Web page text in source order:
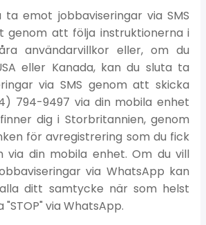
emot jobbaviseringar via SMS
genom att följa instruktionerna i
användarvillkor eller, om du
eller Kanada, kan du sluta ta
via SMS genom att skicka
794-9497 via din mobila enhet
dig i Storbritannien, genom
för avregistrering som du fick
via din mobila enhet. Om du vill
via WhatsApp kan
ditt samtycke när som helst
via WhatsApp.